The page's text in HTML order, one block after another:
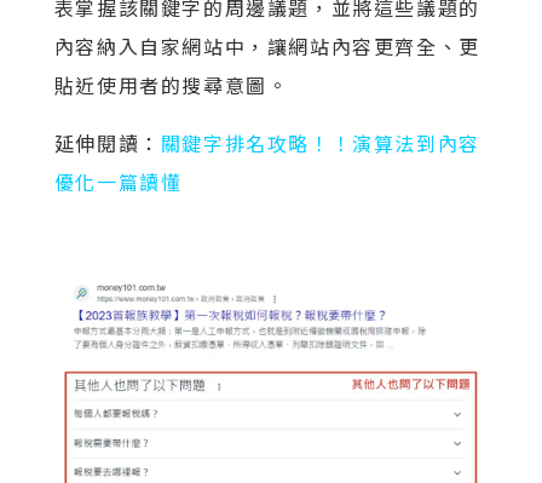
表掌握該關鍵字的周邊議題，並將這些議題的
內容納入自家網站中，讓網站內容更齊全、更
貼近使用者的搜尋意圖。
延伸閱讀： 關鍵字排名攻略！！演算法到內容
優化一篇讀懂